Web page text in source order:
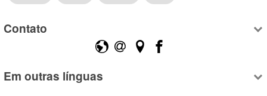
Contato
Em outras línguas